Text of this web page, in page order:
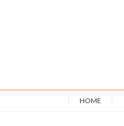
HOME